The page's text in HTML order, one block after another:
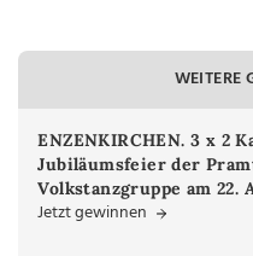
WEITERE
ENZENKIRCHEN. 3 x 2
Jubiläumsfeier der
Volkstanzgruppe am 22.
Jetzt gewinnen